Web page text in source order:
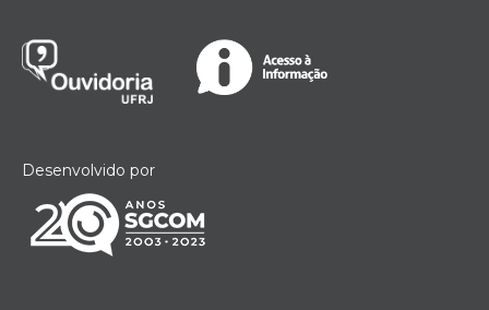
Desenvolvido por